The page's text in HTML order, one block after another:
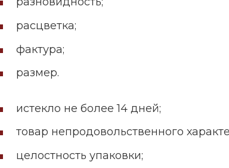
расцветка;
фактура;
размер.
истекло не более 14 дней;
товар непродовольственного
целостность упаковки;